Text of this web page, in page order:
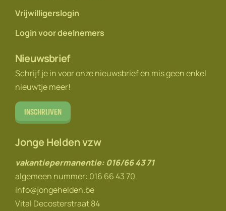
Vrijwilligerslogin
Login voor deelnemers
Nieuwsbrief
Schrijf je in voor onze nieuwsbrief en mis geen enkel
nieuwtje meer!
Inschrijven
Jonge Helden vzw
vakantiepermanentie: 016/66 43 71
algemeen nummer: 016 66 43 70
info@jongehelden.be
Vital Decosterstraat 84